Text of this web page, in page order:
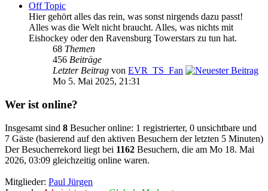
Off Topic
Hier gehört alles das rein, was sonst nirgends dazu passt!
Alles was die Welt nicht braucht. Alles, was nichts mit
Eishockey oder den Ravensburg Towerstars zu tun hat.
68 Themen
456 Beiträge
Letzter Beitrag von EVR_TS_Fan
Mo 5. Mai 2025, 21:31
Wer ist online?
Insgesamt sind 8 Besucher online: 1 registrierter, 0 unsichtbare und
7 Gäste (basierend auf den aktiven Besuchern der letzten 5 Minuten)
Der Besucherrekord liegt bei 1162 Besuchern, die am Mo 18. Mai
2026, 03:09 gleichzeitig online waren.
Mitglieder: Paul Jürgen